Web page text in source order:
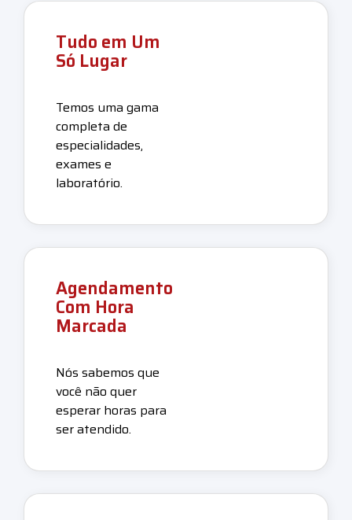
Tudo em Um
Só Lugar
Temos uma gama
completa de
especialidades,
exames e
laboratório.
Agendamento
Com Hora
Marcada
Nós sabemos que
você não quer
esperar horas para
ser atendido.